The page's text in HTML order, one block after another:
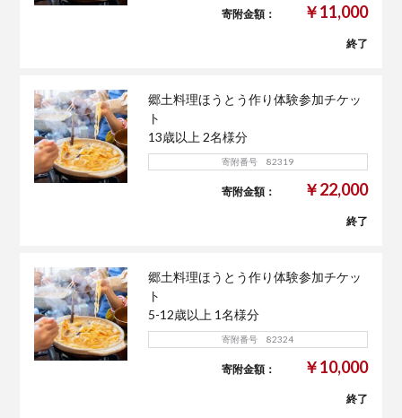
寄附金額： ￥11,000
終了
郷土料理ほうとう作り体験参加チケッ
ト
13歳以上 2名様分
寄附番号 82319
寄附金額： ￥22,000
終了
郷土料理ほうとう作り体験参加チケッ
ト
5-12歳以上 1名様分
寄附番号 82324
寄附金額： ￥10,000
終了